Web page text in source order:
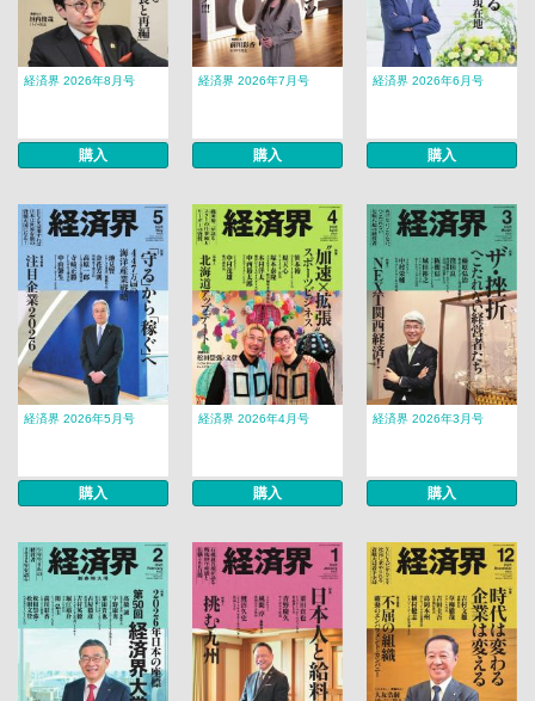
経済界 2026年8月号
購入
経済界 2026年7月号
購入
経済界 2026年6月号
購入
経済界 2026年5月号
購入
経済界 2026年4月号
購入
経済界 2026年3月号
購入